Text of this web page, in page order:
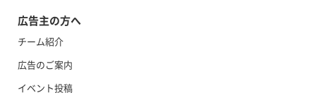
広告主の方へ
チーム紹介
広告のご案内
イベント投稿